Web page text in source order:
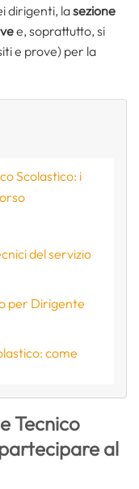
dirigenti, lasezione
e, soprattutto, si
e prove) per la
Scolastico: i
del servizio
per Dirigente
come
Tecnico
al